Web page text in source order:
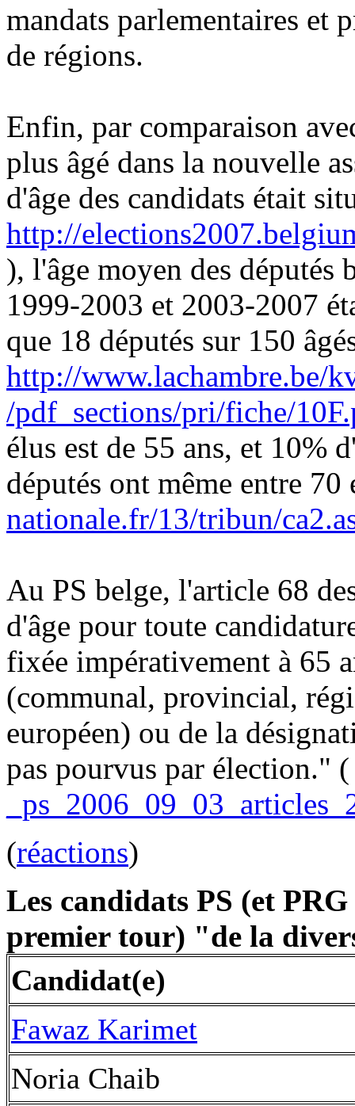
mandats parlementaires et
de régions.
Enfin, par comparaison
plus âgé dans la nouvelle
d'âge des candidats était
http://
), l'âge moyen des députés
1999-2003 et 2003-2007
que 18 députés sur 150
http://www.lachambre.be/
/pdf_sections/pri/fiche/
élus est de 55 ans, et 10%
députés ont même entre
nationale.fr/13/tribun/
Au PS belge, l'article 68
d'âge pour toute
fixée impérativement à 65
(communal, provincial,
européen) ou de la
pas pourvus par élection."
(réactions)
Les candidats PS (et
premier tour) "de la
Candidat(e)
Fawaz Karimet
Noria Chaib